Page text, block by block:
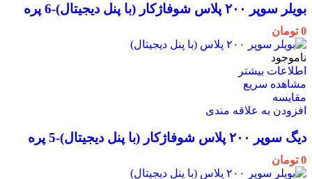
بویلر سوپر ۲۰۰ پلاس شوفاژکار (با پنل دیجیتال)-6 پره
0 تومان
ناموجود
اطلاعات بیشتر
مشاهده سریع
مقایسه
افزودن به علاقه مندی
دیگ سوپر ۲۰۰ پلاس شوفاژکار (با پنل دیجیتال)-5 پره
0 تومان